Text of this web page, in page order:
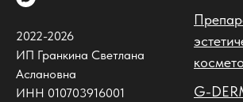
2022-2026
ИП Гранкина Светлана
Аслановна
ИНН 010703916001
G-